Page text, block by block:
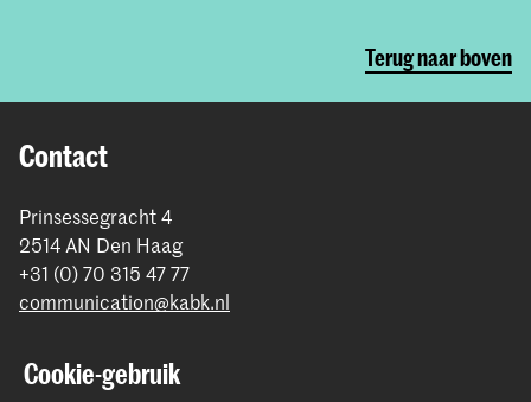
Terug naar boven
Contact
Prinsessegracht 4
2514 AN Den Haag
+31 (0) 70 315 47 77
communication@kabk.nl
Start je aanmelding hier
Cookie-gebruik